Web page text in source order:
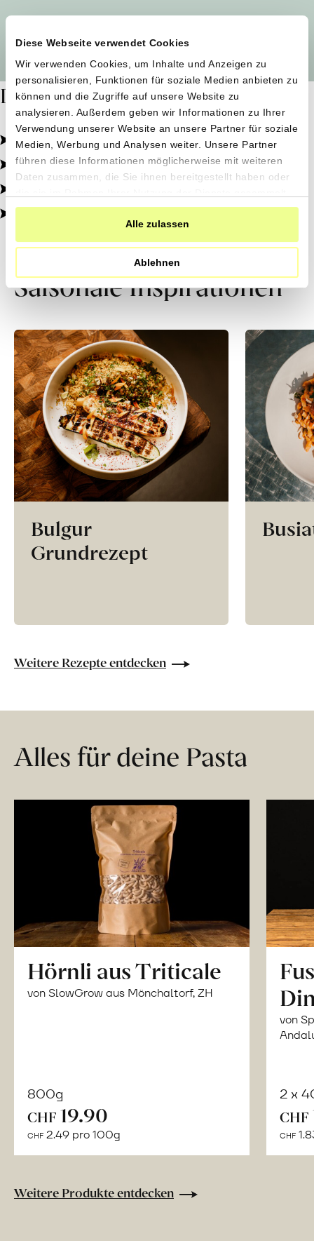
Diese Webseite verwendet Cookies
Wir verwenden Cookies, um Inhalte und Anzeigen zu
personalisieren, Funktionen für soziale Medien anbieten zu
können und die Zugriffe auf unsere Website zu
analysieren. Außerdem geben wir Informationen zu Ihrer
Verwendung unserer Website an unsere Partner für soziale
Medien, Werbung und Analysen weiter. Unsere Partner
führen diese Informationen möglicherweise mit weiteren
Daten zusammen, die Sie ihnen bereitgestellt haben oder
haben.
Alle zulassen
Ablehnen
Dafür stehen wir
Pestizidfrei angebaut, schonend verarbeitet.
Natürliche Zutaten, echter Geschmack.
Von kleinen Höfen, direkt zu dir.
100% transparent, 0% Zusatzstoffe.
Saisonale Inspirationen
Bulgur
Grundrezept
Weitere Rezepte entdecken
Alles für deine Pasta
Hörnli aus Triticale
von SlowGrow aus Mönchaltorf, ZH
800g
CHF 19.90
CHF 2.49 pro 100g
von
2 x
CHF
CHF
Weitere Produkte entdecken